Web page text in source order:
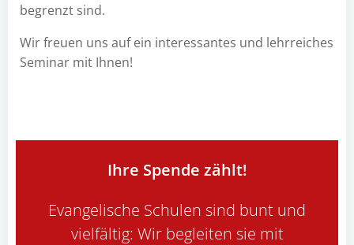
begrenzt sind.
Wir freuen uns auf ein interessantes und lehrreiches
Seminar mit Ihnen!
Ihre Spende zählt!
Evangelische Schulen sind bunt und
vielfältig: Wir begleiten sie mit